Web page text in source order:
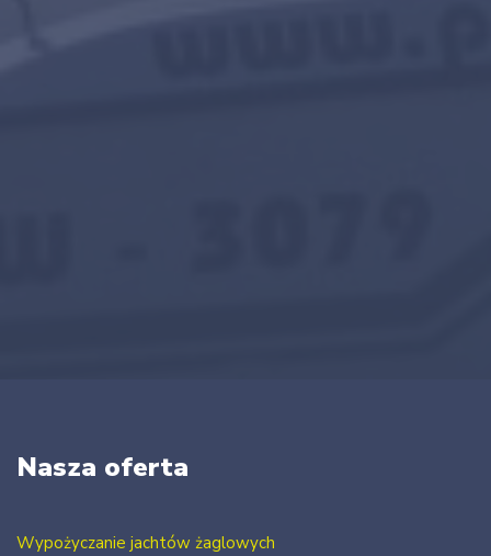
Nasza oferta
Wypożyczanie jachtów żaglowych